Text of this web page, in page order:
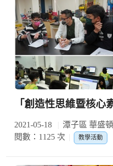
「創造性思維暨核心
2021-05-18 潭子區 華盛
閱數：1125 次
教學活動